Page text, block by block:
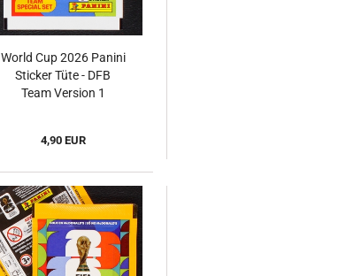
World Cup 2026 Panini
Sticker Tüte - DFB
Team Version 1
4,90 EUR